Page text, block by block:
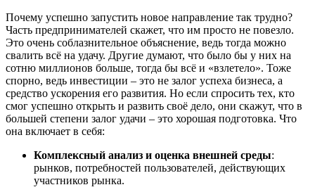
Почему успешно запустить новое направление так трудно?
Часть предпринимателей скажет, что им просто не повезло.
Это очень соблазнительное объяснение, ведь тогда можно
свалить всё на удачу. Другие думают, что было бы у них на
сотню миллионов больше, тогда бы всё и «взлетело». Тоже
спорно, ведь инвестиции – это не залог успеха бизнеса, а
средство ускорения его развития. Но если спросить тех, кто
смог успешно открыть и развить своё дело, они скажут, что в
большей степени залог удачи – это хорошая подготовка. Что
она включает в себя:
Комплексный анализ и оценка внешней среды:
рынков, потребностей пользователей, действующих
участников рынка.